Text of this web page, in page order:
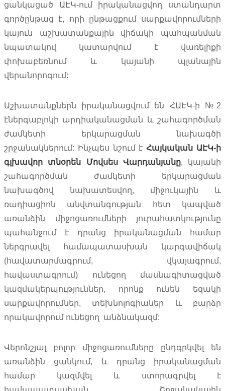
ցանկացած ԱԷԿ-ում իրականացվող ստանդարտ
գործընթաց է, որի ընթացքում սարքավորումների
կայուն աշխատանքային վիճակի պահպանման
նպատակով կատարվում է վառելիքի
փոխաբեռնում և կայանի պլանային
վերանորոգում:
Աշխատանքներն իրականացվում են ՀԱԷԿ-ի №2
էներգաբլոկի արդիականացման և շահագործման
ժամկետի երկարացման նախագծի
շրջանակներում: Ինչպես նշում էՀայկական ԱԷԿ-ի
գլխավոր
տնօրեն Մովսես Վարդանյանը, կայանի
շահագործման ժամկետի երկարացման
նախագծով նախատեսվող, միջուկային և
ռադիացիոն անվտանգության հետ կապված
առանձին միջոցառումների յուրահատկությունը
պահանջում է դրանց իրականացման համար
ներգրավել համապատասխան կարգավիճակ
(հավատարմագրում, վկայագրում,
հավաստագրում) ունեցող մասնագիտացված
կազմակերպություններ, որոնք ունեն եզակի
սարքավորումներ, տեխնոլոգիաներ և բարձր
որակավորում ունեցող անձնակազմ:
Վերոնշյալ բոլոր միջոցառումները ընդգրկվել են
առանձին ցանկում, և դրանց իրականացման
համար կազմվել և ստորագրվել է